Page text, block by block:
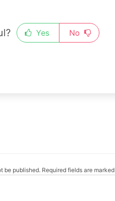
Yes No
be published. Required fields are marked